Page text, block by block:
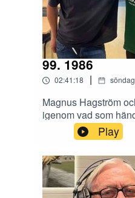
99. 1986
02:41:18 |
Magnus Hagström
igenom vad som
Det snackas
Gula villan, VM,
Ett sommaravsnitt
Play